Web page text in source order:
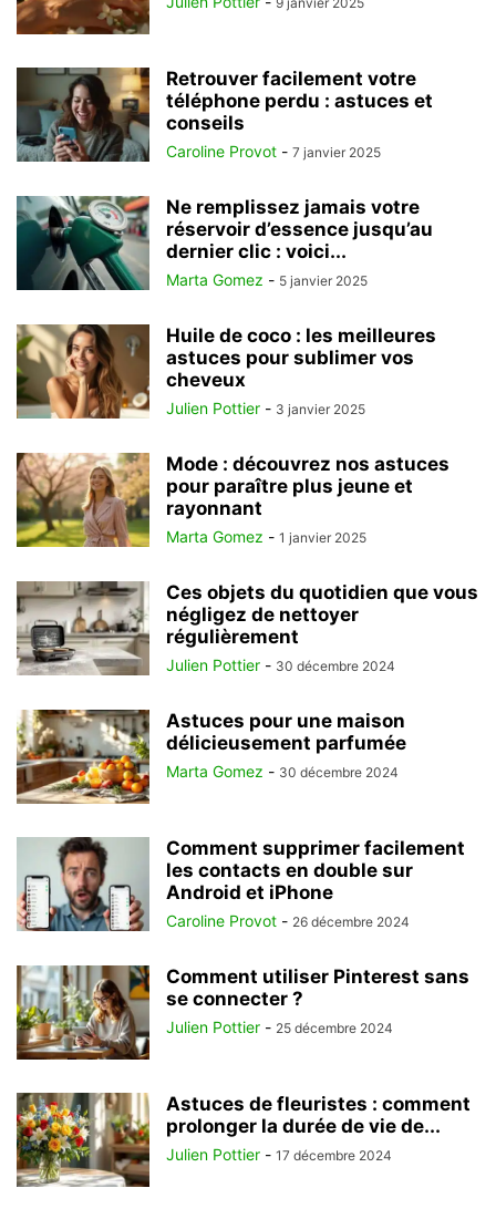
Retrouver facilement votre
téléphone perdu : astuces et
conseils
Caroline Provot - 7 janvier 2025
Ne remplissez jamais votre
réservoir d’essence jusqu’au
dernier clic : voici...
Marta Gomez - 5 janvier 2025
Huile de coco : les meilleures
astuces pour sublimer vos
cheveux
Julien Pottier - 3 janvier 2025
Mode : découvrez nos astuces
pour paraître plus jeune et
rayonnant
Marta Gomez - 1 janvier 2025
Ces objets du quotidien que vous
négligez de nettoyer
régulièrement
Julien Pottier - 30 décembre 2024
Astuces pour une maison
délicieusement parfumée
Marta Gomez - 30 décembre 2024
Comment supprimer facilement
les contacts en double sur
Android et iPhone
Caroline Provot - 26 décembre 2024
Comment utiliser Pinterest sans
se connecter ?
Julien Pottier - 25 décembre 2024
Astuces de fleuristes : comment
prolonger la durée de vie de...
Julien Pottier - 17 décembre 2024